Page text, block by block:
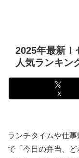
2025年最新！
人気ランキン
X
ランチタイムや仕
で「今日の弁当、